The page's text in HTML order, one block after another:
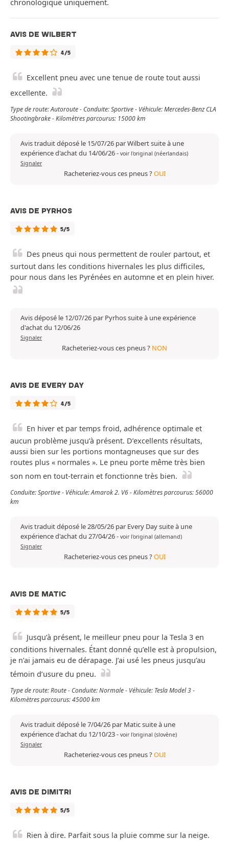
chronologique uniquement.
AVIS DE WILBERT
4/5
Excellent pneu avec une tenue de route tout aussi
excellente.
Type de route: Autoroute - Conduite: Sportive - Véhicule: Mercedes-Benz CLA
Shootingbrake - Kilomètres parcourus: 15000 km
Avis traduit déposé le 15/07/26 par Wilbert suite à une
expérience d'achat du 14/06/26- voir l'original (néerlandais)
Signaler
Racheteriez-vous ces pneus ?OUI
AVIS DE PYRHOS
5/5
Des pneus qui nous permettent de rouler partout, et
surtout dans les conditions hivernales les plus difficiles,
pour nous dans les Pyrénées en automne et en plein hiver.
Avis déposé le 12/07/26 par Pyrhos suite à une expérience
d'achat du 12/06/26
Signaler
Racheteriez-vous ces pneus ? NON
AVIS DE EVERY DAY
4/5
En hiver et par temps froid, adhérence optimale et
aucun problème jusqu’à présent. D’excellents résultats,
aussi bien sur les portions montagneuses que sur des
routes plus « normales ». Le pneu porte même très bien
son nom en tout-terrain et fonctionne très bien.
Conduite: Sportive - Véhicule: Amarok 2. V6 - Kilomètres parcourus: 56000
km
Avis traduit déposé le 28/05/26 par Every Day suite à une
expérience d'achat du 27/04/26- voir l'original (allemand)
Signaler
Racheteriez-vous ces pneus ?OUI
AVIS DE MATIC
5/5
Jusqu’à présent, le meilleur pneu pour la Tesla 3 en
conditions hivernales. Étant donné qu’elle est à propulsion,
je n’ai jamais eu de dérapage. J’ai usé les pneus jusqu’au
témoin d’usure du pneu.
Type de route: Route - Conduite: Normale - Véhicule: Tesla Model 3 -
Kilomètres parcourus: 45000 km
Avis traduit déposé le 7/04/26 par Matic suite à une
expérience d'achat du 12/10/23- voir l'original (slovène)
Signaler
Racheteriez-vous ces pneus ?OUI
AVIS DE DIMITRI
5/5
Rien à dire. Parfait sous la pluie comme sur la neige.